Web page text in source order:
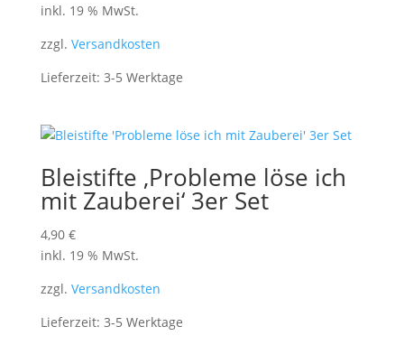
inkl. 19 % MwSt.
zzgl. Versandkosten
Lieferzeit: 3-5 Werktage
Bleistifte ‚Probleme löse ich
mit Zauberei‘ 3er Set
4,90 €
inkl. 19 % MwSt.
zzgl. Versandkosten
Lieferzeit: 3-5 Werktage